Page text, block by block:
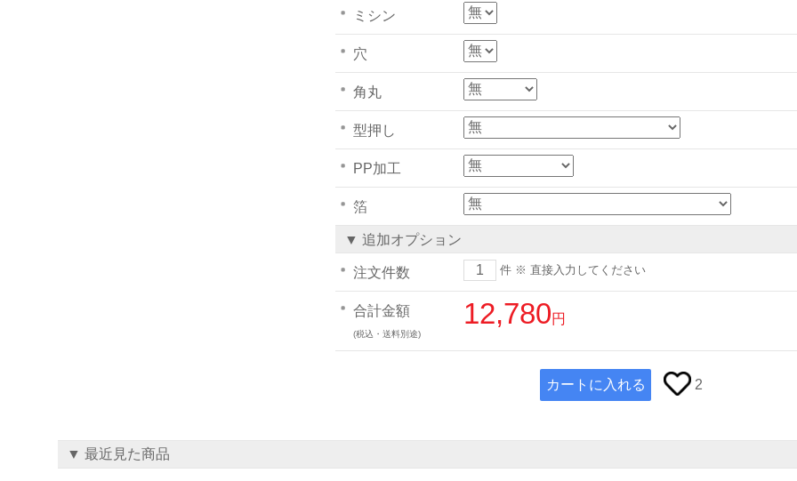
ミシン
穴
角丸
型押し
PP加工
箔
▼ 追加オプション
注文件数 件 ※ 直接入力してください
合計金額
(税込・送料別途)
12,780円
カートに入れる 2
▼ 最近見た商品